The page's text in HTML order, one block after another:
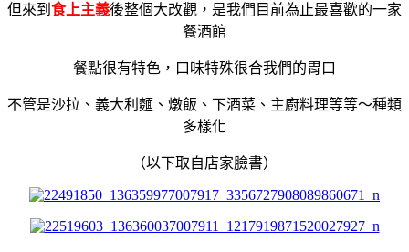
但來到 食上主義後整個大改觀，是我們目前為止最喜歡的一家
餐酒館
餐點很有特色，口味特殊很合我們的胃口
不管是沙拉、義大利麵、燉飯、下酒菜、主廚料理等等～種類
多樣化
（以下取自店家臉書）